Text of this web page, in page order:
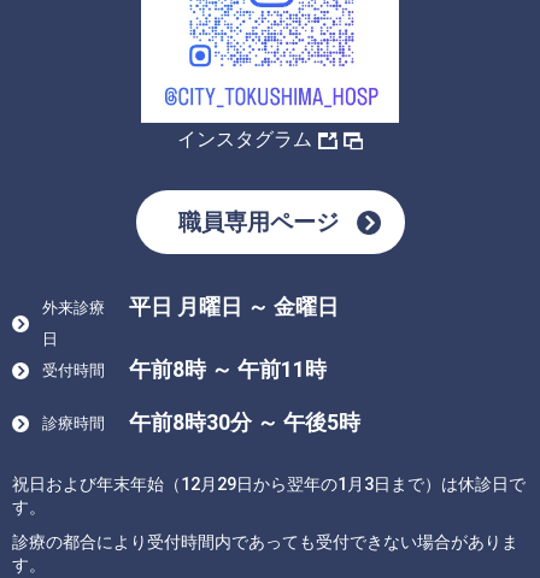
インスタグラム
職員専用ページ
外来診療
日
平日 月曜日 ～ 金曜日
受付時間 午前8時 ～ 午前11時
診療時間 午前8時30分 ～ 午後5時
祝日および年末年始（12月29日から翌年の1月3日まで）は休診日で
す。
診療の都合により受付時間内であっても受付できない場合がありま
す。